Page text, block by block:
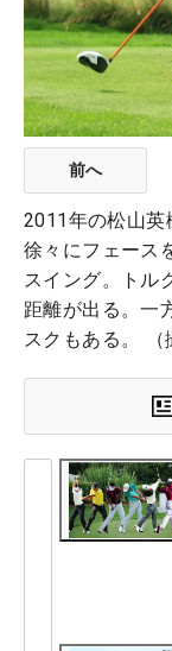
前へ
2011年の松山英
徐々にフェース
スイング。トル
距離が出る。一
スクもある。 （